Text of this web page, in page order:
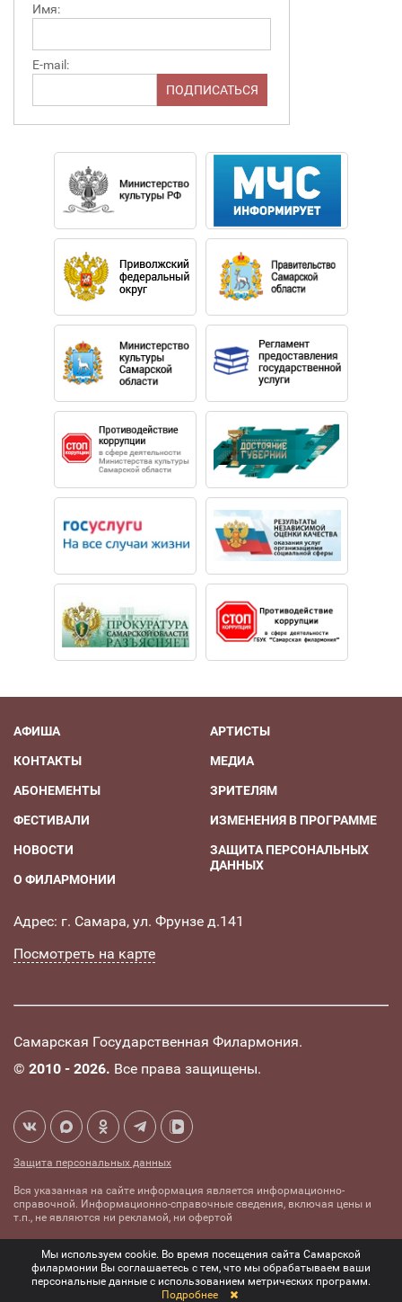
Имя:
E-mail:
АФИША
КОНТАКТЫ
АБОНЕМЕНТЫ
ФЕСТИВАЛИ
НОВОСТИ
О ФИЛАРМОНИИ
АРТИСТЫ
МЕДИА
ЗРИТЕЛЯМ
ИЗМЕНЕНИЯ В ПРОГРАММЕ
ЗАЩИТА ПЕРСОНАЛЬНЫХ
ДАННЫХ
Адрес: г. Самара, ул. Фрунзе д.141
Посмотреть на карте
Самарская Государственная Филармония.
© 2010 - 2026. Все права защищены.
Защита персональных данных
Вся указанная на сайте информация является информационно-
справочной. Информационно-справочные сведения, включая цены и
т.п., не являются ни рекламой, ни офертой
Создание сайта -
mediaidea
Комплексное
продвижение сайтов
Мы используем cookie. Во время посещения сайта Самарской
филармонии Вы соглашаетесь с тем, что мы обрабатываем ваши
персональные данные с использованием метрических программ.
Подробнее